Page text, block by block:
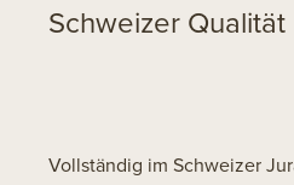
Schweizer Qualität
Vollständig im Schweizer